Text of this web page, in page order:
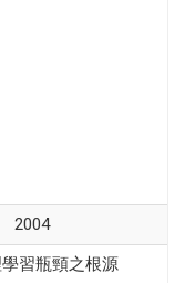
2004
習瓶頸之根源